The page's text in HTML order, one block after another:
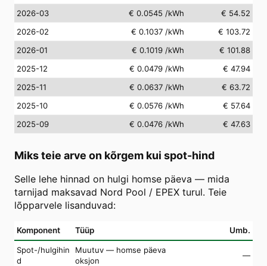
2026-03
€ 0.0545 /kWh
€ 54.52
2026-02
€ 0.1037 /kWh
€ 103.72
2026-01
€ 0.1019 /kWh
€ 101.88
2025-12
€ 0.0479 /kWh
€ 47.94
2025-11
€ 0.0637 /kWh
€ 63.72
2025-10
€ 0.0576 /kWh
€ 57.64
2025-09
€ 0.0476 /kWh € 47.63
Miks teie arve on kõrgem kui spot-hind
Selle lehe hinnad on hulgi homse päeva — mida
tarnijad maksavad Nord Pool / EPEX turul. Teie
lõpparvele lisanduvad:
Komponent Tüüp Umb.
Spot-/hulgihin
d
Muutuv — homse päeva
oksjon
—